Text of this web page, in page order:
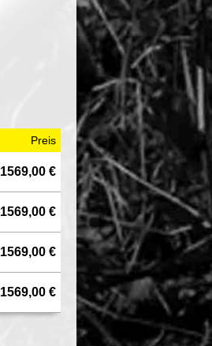
Preis
1569,00 €
1569,00 €
1569,00 €
1569,00 €